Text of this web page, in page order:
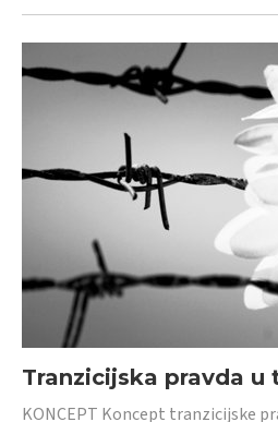
Tranzicijska pravda
KONCEPT Koncept tranzicijske